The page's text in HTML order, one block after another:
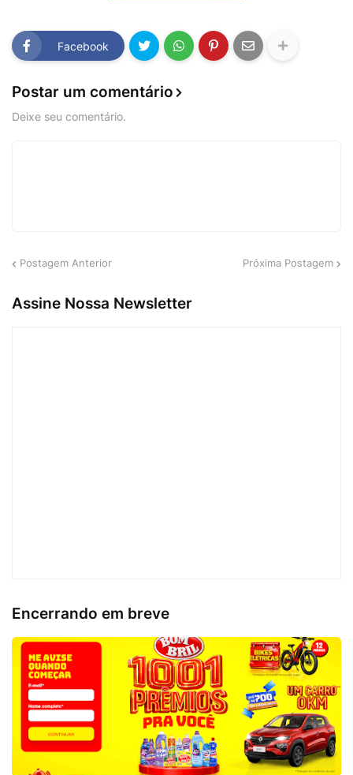
Facebook
Postar um comentário
Deixe seu comentário.
Postagem Anterior Próxima Postagem
Assine Nossa Newsletter
Encerrando em breve